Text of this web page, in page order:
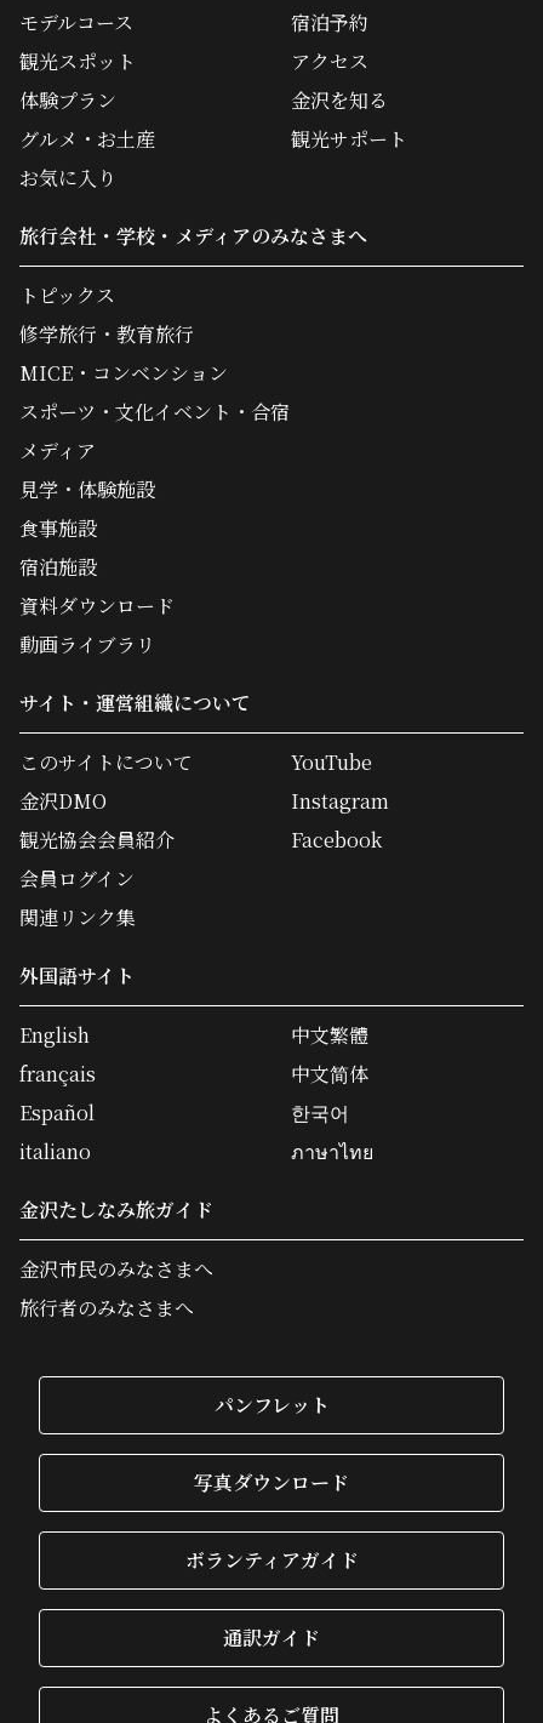
モデルコース
観光スポット
体験プラン
グルメ・お土産
宿泊予約
アクセス
金沢を知る
観光サポート
お気に入り
旅行会社・学校・メディアのみなさまへ
トピックス
修学旅行・教育旅行
MICE・コンベンション
スポーツ・文化イベント・合宿
メディア
見学・体験施設
食事施設
宿泊施設
資料ダウンロード
動画ライブラリ
サイト・運営組織について
このサイトについて
金沢DMO
観光協会会員紹介
会員ログイン
関連リンク集
YouTube
Instagram
Facebook
外国語サイト
English
français
Español
italiano
中文繁體
中文简体
한국어
ภาษาไทย
金沢たしなみ旅ガイド
金沢市民のみなさまへ
旅行者のみなさまへ
パンフレット
写真ダウンロード
ボランティアガイド
通訳ガイド
よくあるご質問